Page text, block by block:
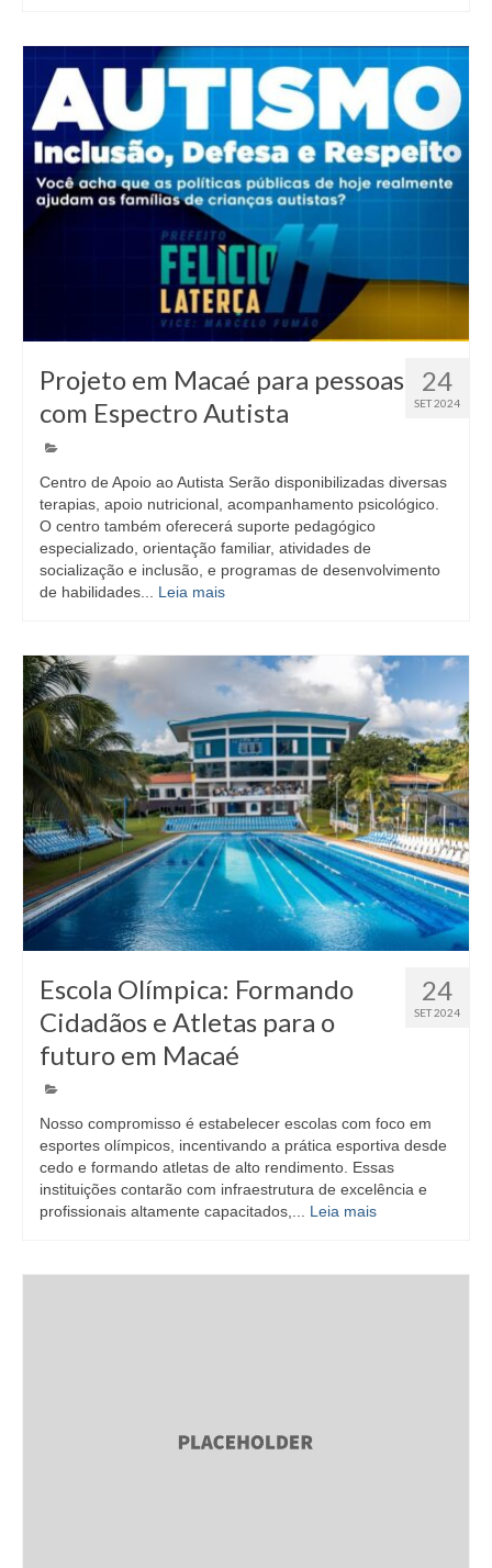
24
SET 2024
Projeto em Macaé para pessoas
com Espectro Autista
Centro de Apoio ao Autista Serão disponibilizadas diversas
terapias, apoio nutricional, acompanhamento psicológico.
O centro também oferecerá suporte pedagógico
especializado, orientação familiar, atividades de
socialização e inclusão, e programas de desenvolvimento
de habilidades... Leia mais
24
SET 2024
Escola Olímpica: Formando
Cidadãos e Atletas para o
futuro em Macaé
Nosso compromisso é estabelecer escolas com foco em
esportes olímpicos, incentivando a prática esportiva desde
cedo e formando atletas de alto rendimento. Essas
instituições contarão com infraestrutura de excelência e
profissionais altamente capacitados,... Leia mais